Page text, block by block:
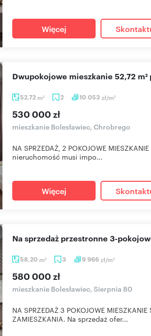
Więcej
52,72 m2 2 10 053 zł/m2
Dwupokojowe mieszkanie 52,72
530 000 zł
mieszkanie Bolesławiec, Chrobrego
NA SPRZEDAŻ, 2 POKOJOWE
nieruchomość musi impo...
Więcej
58,20 m2 3 9 966zł/m2
Na sprzedaż przestronne 3-
580 000 zł
mieszkanie Bolesławiec, Sierpnia 80
NA SPRZEDAŻ 3 POKOJOWE
ZAMIESZKANIA. Na sprzedaż ofer...